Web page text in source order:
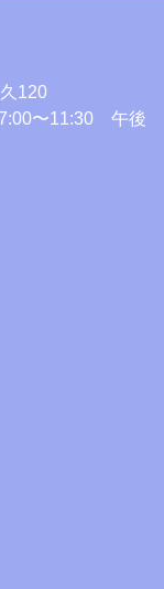
120
7:00〜11:30 午後